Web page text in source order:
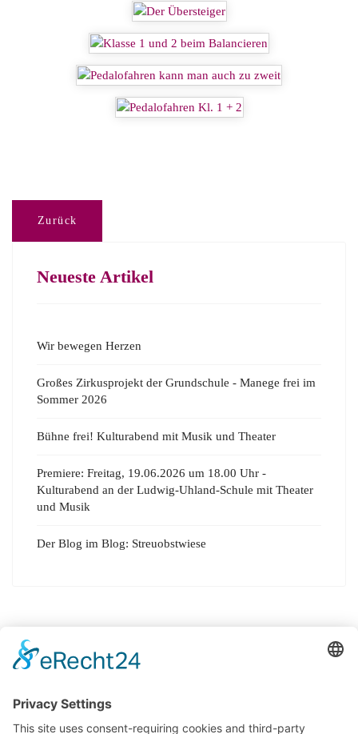
Zurück
Neueste Artikel
Wir bewegen Herzen
Großes Zirkusprojekt der Grundschule - Manege frei im
Sommer 2026
Bühne frei! Kulturabend mit Musik und Theater
Premiere: Freitag, 19.06.2026 um 18.00 Uhr -
Kulturabend an der Ludwig-Uhland-Schule mit Theater
und Musik
Der Blog im Blog: Streuobstwiese